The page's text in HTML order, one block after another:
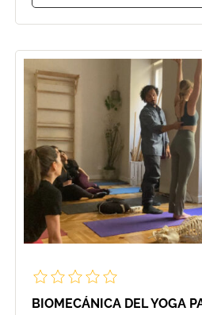
BIOMECÁNICA DEL YOGA